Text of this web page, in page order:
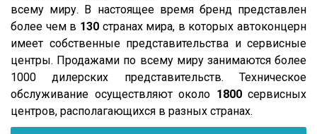
OMSP
OMT
Grappar
Magyar
Menci
1991
1990
R
R420
R380
R440
R450
S500
всему миру. В настоящее время бренд представлен
более чем в 130странах мира, в которых автоконцерн
имеет собственные представительства и сервисные
центры. Продажами по всему миру занимаются более
1000 дилерских представительств. Техническое
обслуживание осуществляют около 1800сервисных
центров, располагающихся в разных странах.